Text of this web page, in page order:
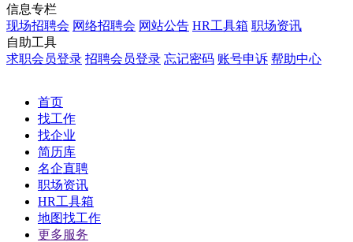
信息专栏
现场招聘会 网络招聘会 网站公告 HR工具箱 职场资讯
自助工具
求职会员登录 招聘会员登录 忘记密码 账号申诉 帮助中心
首页
找工作
找企业
简历库
名企直聘
职场资讯
HR工具箱
地图找工作
更多服务